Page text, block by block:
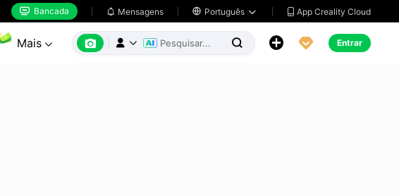
 Bancada  Mensagens  Português   App Creality Cloud
Mais        Entrar